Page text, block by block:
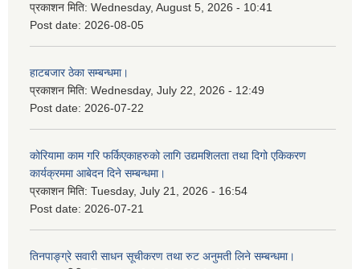
प्रकाशन मिति: Wednesday, August 5, 2026 - 10:41
Post date: 2026-08-05
हाटबजार ठेका सम्बन्धमा।
प्रकाशन मिति: Wednesday, July 22, 2026 - 12:49
Post date: 2026-07-22
कोरियामा काम गरि फर्किएकाहरुको लागि उद्यमशिलता तथा दिगो एकिकरण
कार्यक्रममा आबेदन दिने सम्बन्धमा।
प्रकाशन मिति: Tuesday, July 21, 2026 - 16:54
Post date: 2026-07-21
तिनपाङ्ग्रे सवारी साधन सूचीकरण तथा रुट अनुमती लिने सम्बन्धमा।